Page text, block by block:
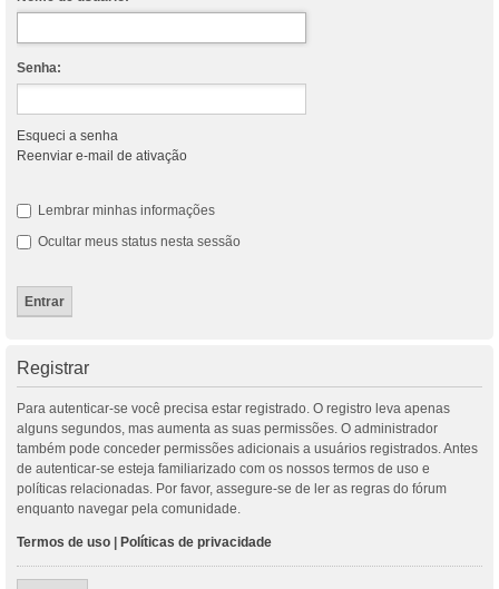
Senha:
Esqueci a senha
Reenviar e-mail de ativação
Lembrar minhas informações
Ocultar meus status nesta sessão
Registrar
Para autenticar-se você precisa estar registrado. O registro leva apenas
alguns segundos, mas aumenta as suas permissões. O administrador
também pode conceder permissões adicionais a usuários registrados. Antes
de autenticar-se esteja familiarizado com os nossos termos de uso e
políticas relacionadas. Por favor, assegure-se de ler as regras do fórum
enquanto navegar pela comunidade.
Termos de uso Políticas de privacidade